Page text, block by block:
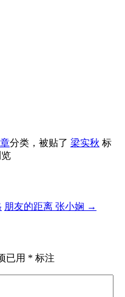
分类，被贴了 梁实秋 标
览
朋友的距离 张小娴 →
已用 * 标注